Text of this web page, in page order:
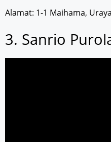
Alamat: 1-1 Maihama,
3. Sanrio